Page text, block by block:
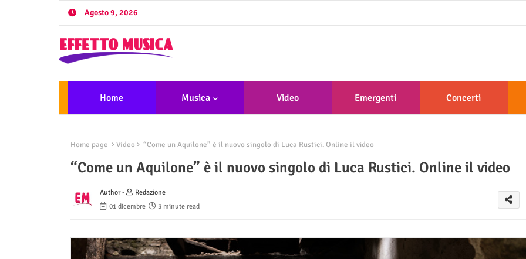
Agosto 9, 2026
Home Musica Video Emergenti Concerti
Home page Video “Come un Aquilone” è il nuovo singolo di Luca Rustici. Online il video
“Come un Aquilone” è il nuovo singolo di Luca Rustici. Online il video
Author -
Redazione
01 dicembre
3 minute read